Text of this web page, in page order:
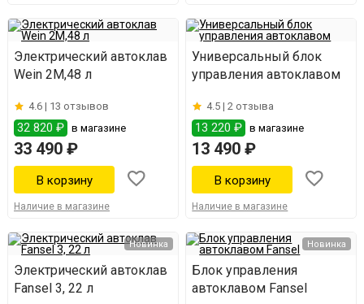
Электрический автоклав
Wein 2M,48 л
4.6 | 13 отзывов
32 820 ₽ в магазине
33 490 ₽
Наличие в магазине
Универсальный блок
управления автоклавом
4.5 |2 отзыва
13 220 ₽ в магазине
13 490 ₽
Наличие в магазине
Новинка
Электрический автоклав
Fansel 3, 22 л
Новинка
Блок управления
автоклавом Fansel